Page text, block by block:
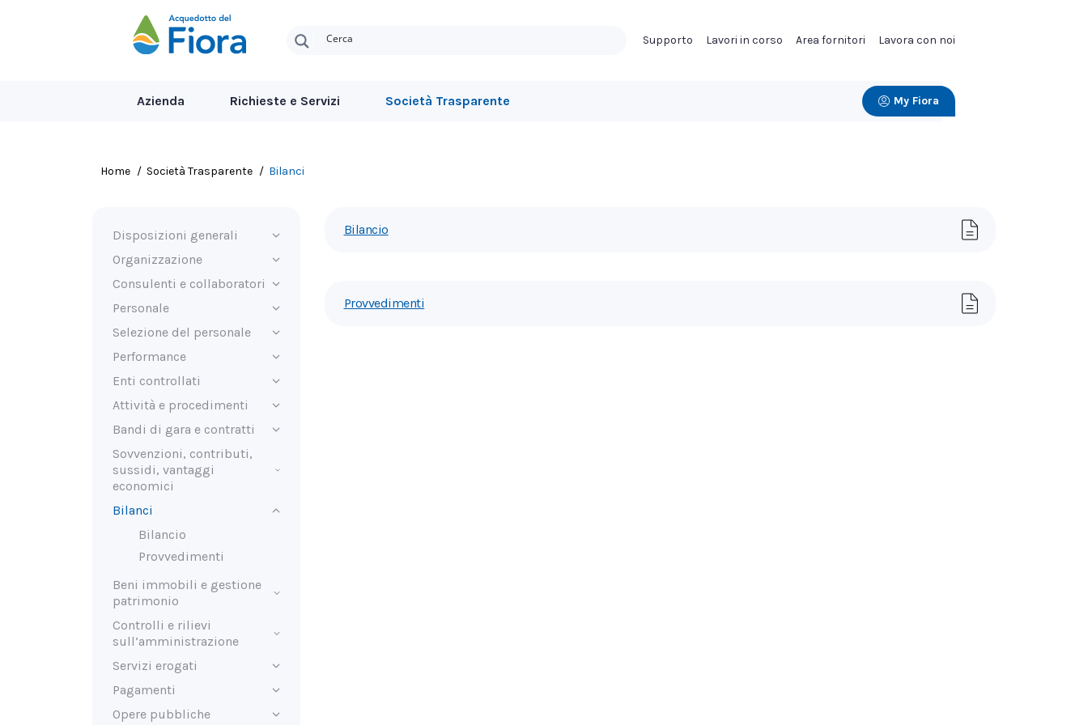
Supporto Lavori in corso Area fornitori Lavora con noi
Azienda Richieste e Servizi Società Trasparente My Fiora
Tu sei qui:
Home Società Trasparente Bilanci
Disposizioni generali
Organizzazione
Consulenti e collaboratori
Personale
Selezione del personale
Performance
Enti controllati
Attività e procedimenti
Bandi di gara e contratti
Sovvenzioni, contributi,
sussidi, vantaggi
economici
Bilanci
Bilancio
Provvedimenti
Beni immobili e gestione
patrimonio
Controlli e rilievi
sull’amministrazione
Servizi erogati
Pagamenti
Opere pubbliche
Bilancio
Provvedimenti